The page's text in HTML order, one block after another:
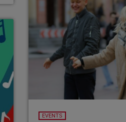
EVENTS